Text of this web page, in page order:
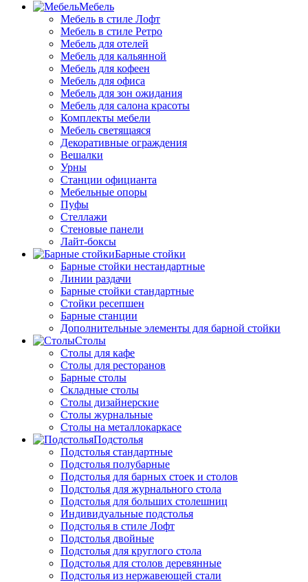
Мебель
Мебель в стиле Лофт
Мебель в стиле Ретро
Мебель для отелей
Мебель для кальянной
Мебель для кофеен
Мебель для офиса
Мебель для зон ожидания
Мебель для салона красоты
Комплекты мебели
Мебель светящаяся
Декоративные ограждения
Вешалки
Урны
Станции официанта
Мебельные опоры
Пуфы
Стеллажи
Стеновые панели
Лайт-боксы
Барные стойки
Барные стойки нестандартные
Линии раздачи
Барные стойки стандартные
Стойки ресепшен
Барные станции
Дополнительные элементы для барной стойки
Столы
Столы для кафе
Столы для ресторанов
Барные столы
Складные столы
Столы дизайнерские
Столы журнальные
Столы на металлокаркасе
Подстолья
Подстолья стандартные
Подстолья полубарные
Подстолья для барных стоек и столов
Подстолья для журнального стола
Подстолья для больших столешниц
Индивидуальные подстолья
Подстолья в стиле Лофт
Подстолья двойные
Подстолья для круглого стола
Подстолья для столов деревянные
Подстолья из нержавеющей стали